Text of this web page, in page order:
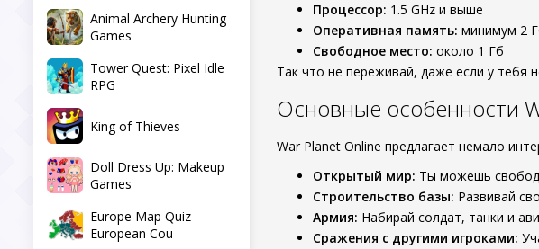
Animal Archery Hunting
Games
Tower Quest: Pixel Idle
RPG
King of Thieves
Doll Dress Up: Makeup
Games
Europe Map Quiz -
European Cou
Процессор: 1.5 GHz и выше
Оперативная память: минимум 2
Свободное место: около 1 Гб
Так что не переживай, даже если у тебя
Основные особенности
War Planet Online предлагает немало
Открытый мир: Ты можешь
Строительство базы: Развивай
Армия: Набирай солдат, танки и
Сражения с другими игроками: